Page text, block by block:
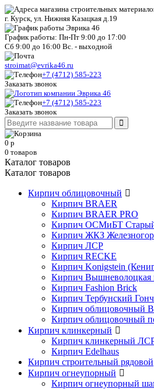
г. Курск, ул. Нижняя Казацкая д.19
График работы: Пн-Пт 9:00 до 17:00
Сб 9:00 до 16:00 Вс. - выходной
stroimat@evrika46.ru
+7 (4712) 585-223
Заказать звонок
+7 (4712) 585-223
Заказать звонок
0 р
0 товаров
Каталог товаров
Каталог товаров
Кирпич облицовочный
Кирпич BRAER
Кирпич BRAER PRO
Кирпич ОСМиБТ
Кирпич ЖКЗ
Кирпич ЛСР
Кирпич RECKE
Кирпич Konigstein
Кирпич Вышневолоцкая
Кирпич Fashion Brick
Кирпич Тербунский
Кирпич облицовочный
Кирпич облицовочный
Кирпич клинкерный
Кирпич клинкерный
Кирпич Edelhaus
Кирпич строительный рядовой
Кирпич огнеупорный
Кирпич огнеупорный